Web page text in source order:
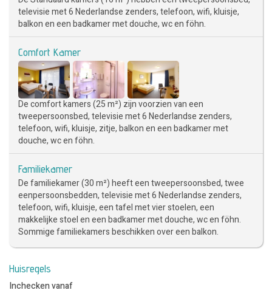
televisie met 6 Nederlandse zenders, telefoon, wifi, kluisje,
balkon en een badkamer met douche, wc en föhn.
Comfort Kamer
De comfort kamers (25 m²) zijn voorzien van een
tweepersoonsbed, televisie met 6 Nederlandse zenders,
telefoon, wifi, kluisje, zitje, balkon en een badkamer met
douche, wc en föhn.
Familiekamer
De familiekamer (30 m²) heeft een tweepersoonsbed, twee
eenpersoonsbedden, televisie met 6 Nederlandse zenders,
telefoon, wifi, kluisje, een tafel met vier stoelen, een
makkelijke stoel en een badkamer met douche, wc en föhn.
Sommige familiekamers beschikken over een balkon.
Huisregels
Inchecken vanaf